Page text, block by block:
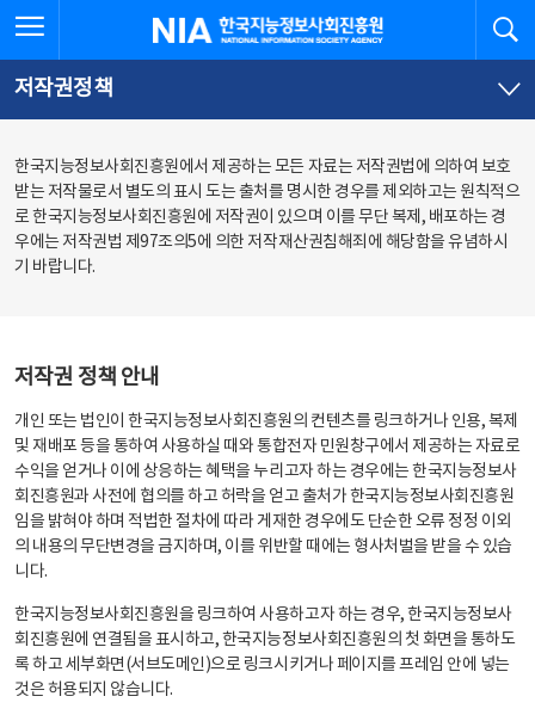
문
로
가
체
뉴
바
가
한국지능정보사회진흥원
저작권정책
한국지능정보사회진흥원에서 제공하는 모든 자료는 저작권법에 의하여 보호
받는 저작물로서 별도의 표시 도는 출처를 명시한 경우를 제외하고는 원칙적으
로 한국지능정보사회진흥원에 저작권이 있으며 이를 무단 복제, 배포하는 경
우에는 저작권법 제97조의5에 의한 저작재산권침해죄에 해당함을 유념하시
기 바랍니다.
저작권 정책 안내
개인 또는 법인이 한국지능정보사회진흥원의 컨텐츠를 링크하거나 인용, 복제
및 재배포 등을 통하여 사용하실 때와 통합전자 민원창구에서 제공하는 자료로
수익을 얻거나 이에 상응하는 혜택을 누리고자 하는 경우에는 한국지능정보사
회진흥원과 사전에 협의를 하고 허락을 얻고 출처가 한국지능정보사회진흥원
임을 밝혀야 하며 적법한 절차에 따라 게재한 경우에도 단순한 오류 정정 이외
의 내용의 무단변경을 금지하며, 이를 위반할 때에는 형사처벌을 받을 수 있습
니다.
한국지능정보사회진흥원을 링크하여 사용하고자 하는 경우, 한국지능정보사
회진흥원에 연결됨을 표시하고, 한국지능정보사회진흥원의 첫 화면을 통하도
록 하고 세부화면(서브도메인)으로 링크시키거나 페이지를 프레임 안에 넣는
것은 허용되지 않습니다.